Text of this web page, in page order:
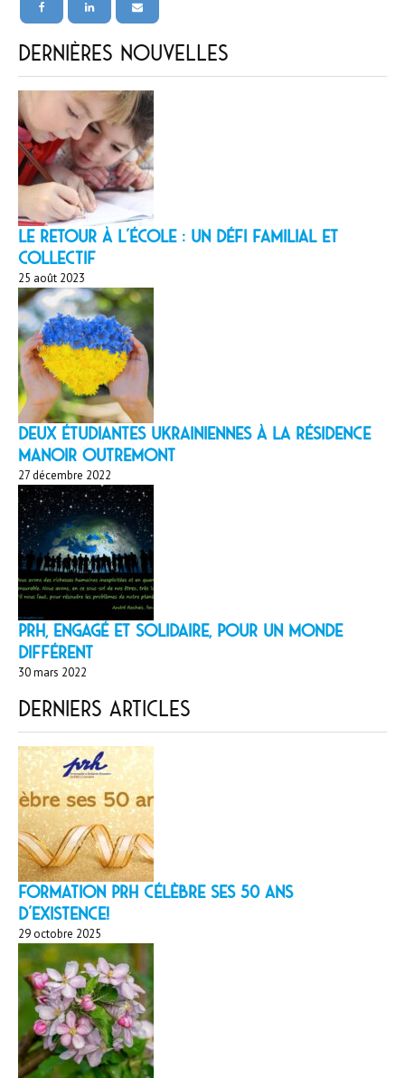
Dernières nouvelles
LE RETOUR À L’ÉCOLE : un défi familial et
collectif
25 août 2023
Deux étudiantes ukrainiennes à la résidence
Manoir Outremont
27 décembre 2022
PRH, engagé et solidaire, pour un monde
différent
30 mars 2022
Derniers articles
Formation PRH célèbre ses 50 ans
d’existence!
29 octobre 2025